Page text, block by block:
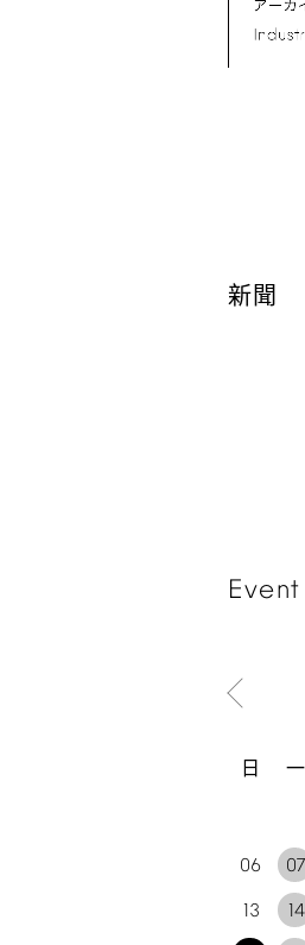
新聞
Event
日 一
06 07
13 14